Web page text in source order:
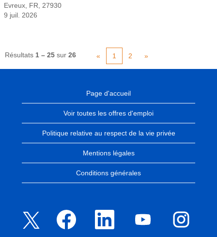
Evreux, FR, 27930
9 juil. 2026
Résultats 1 – 25 sur 26 « 1 2 »
Page d'accueil
Voir toutes les offres d'emploi
Politique relative au respect de la vie privée
Mentions légales
Conditions générales
S
o
o
S
u